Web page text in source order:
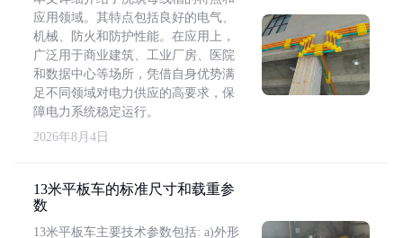
应用领域。其特点包括良好的电气、
机械、防火和防护性能。在应用上，
广泛用于商业建筑、工业厂房、医院
和数据中心等场所，凭借自身优势满
足不同领域对电力供应的高要求，保
障电力系统稳定运行。
2026年8月4日
13米平板车的标准尺寸和载重参
数
13米平板车主要技术参数包括: a)外形